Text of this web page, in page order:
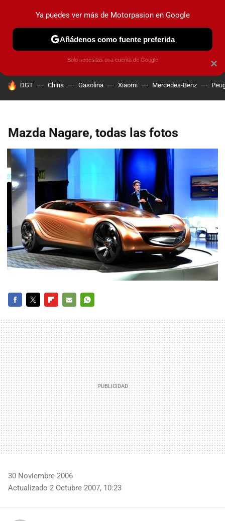
PRUEBAS COCHES ELÉCTRICOS OBSERVATORIO
HOY SE HABLA DE
DGT China Gasolina Xiaomi Mercedes-Benz
Mazda Nagare, todas las fotos
MAIL
30 Noviembre 2006
Actualizado 2 Octubre 2007, 10:23
×
Ya puedes ver más de Motorpasion en Google
Añádenos como fuente preferida
Solo necesitas una cuenta de Google